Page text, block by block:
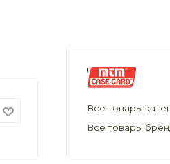
Все товары
Все товары